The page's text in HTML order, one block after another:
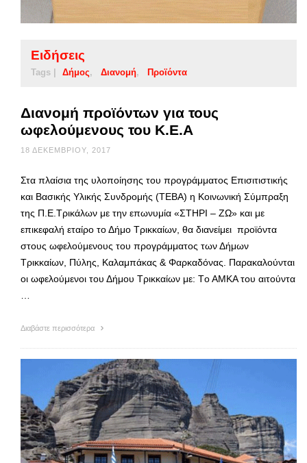
Ειδήσεις
Tags | Δήμος Διανομή Προϊόντα
Διανομή προϊόντων για τους
ωφελούμενους του Κ.Ε.Α
18 ΔΕΚΕΜΒΡΊΟΥ, 2017
Στα πλαίσια της υλοποίησης του προγράμματος Επισιτιστικής
και Βασικής Υλικής Συνδρομής (ΤΕΒΑ) η Κοινωνική Σύμπραξη
της Π.Ε.Τρικάλων με την επωνυμία «ΣΤΗΡΙ – ΖΩ» και με
επικεφαλή εταίρο το Δήμο Τρικκαίων, θα διανείμει προϊόντα
στους ωφελούμενους του προγράμματος των Δήμων
Τρικκαίων, Πύλης, Καλαμπάκας & Φαρκαδόνας. Παρακαλούνται
οι ωφελούμενοι του Δήμου Τρικκαίων με: Tο ΑΜΚΑ του αιτούντα
…
Διαβάστε περισσότερα